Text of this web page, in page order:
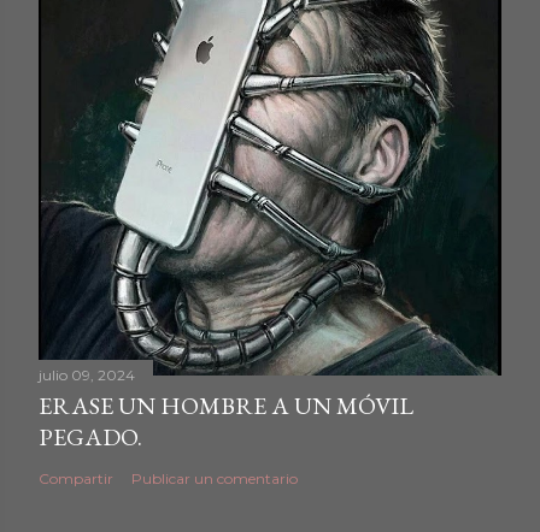
julio 09, 2024
ERASE UN HOMBRE A UN MÓVIL
PEGADO.
Compartir Publicar un comentario